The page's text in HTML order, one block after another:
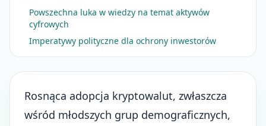
Powszechna luka w wiedzy na temat aktywów
cyfrowych
Imperatywy polityczne dla ochrony inwestorów
Rosnąca adopcja kryptowalut, zwłaszcza
wśród młodszych grup demograficznych,